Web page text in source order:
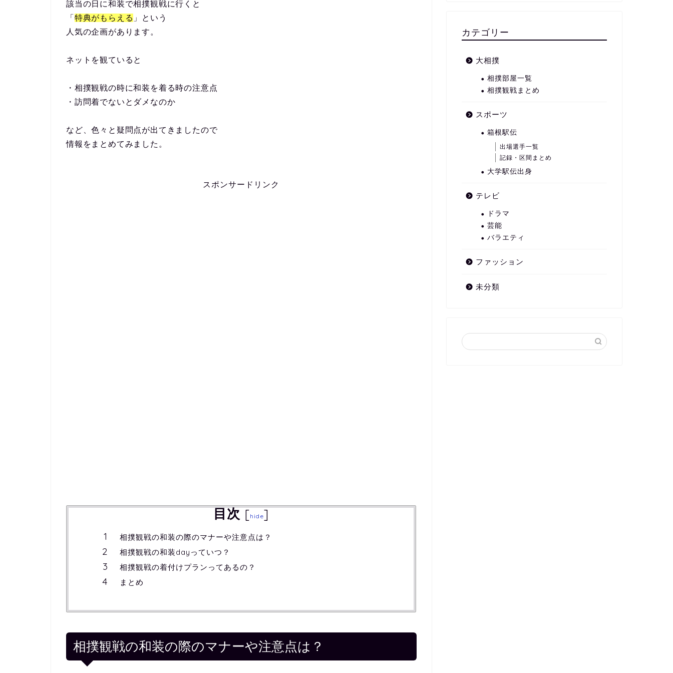
該当の日に和装で相撲観戦に行くと
「 特典がもらえる 」という
人気の企画があります。
ネットを観ていると
・相撲観戦の時に和装を着る時の注意点
・訪問着でないとダメなのか
など、色々と疑問点が出てきましたので
情報をまとめてみました。
スポンサードリンク
目次 [hide]
相撲観戦の和装の際のマナーや注意点は？
相撲観戦の和装dayっていつ？
相撲観戦の着付けプランってあるの？
まとめ
相撲観戦の和装の際のマナーや注意点は？
カテゴリー
大相撲
相撲部屋一覧
相撲観戦まとめ
スポーツ
箱根駅伝
出場選手一覧
記録・区間まとめ
大学駅伝出身
テレビ
ドラマ
芸能
バラエティ
ファッション
未分類